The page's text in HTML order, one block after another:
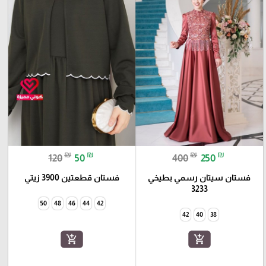
400₪ 250 ₪
فستان سيتان رسمي بطيخي
3233
38
40
42
add_shopping_cart
120₪ 50 ₪
فستان قطعتين 3900 زيتي
42
44
46
48
50
add_shopping_cart